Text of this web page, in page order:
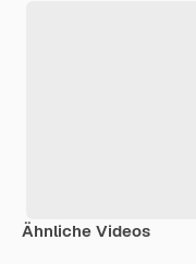
Ähnliche Videos